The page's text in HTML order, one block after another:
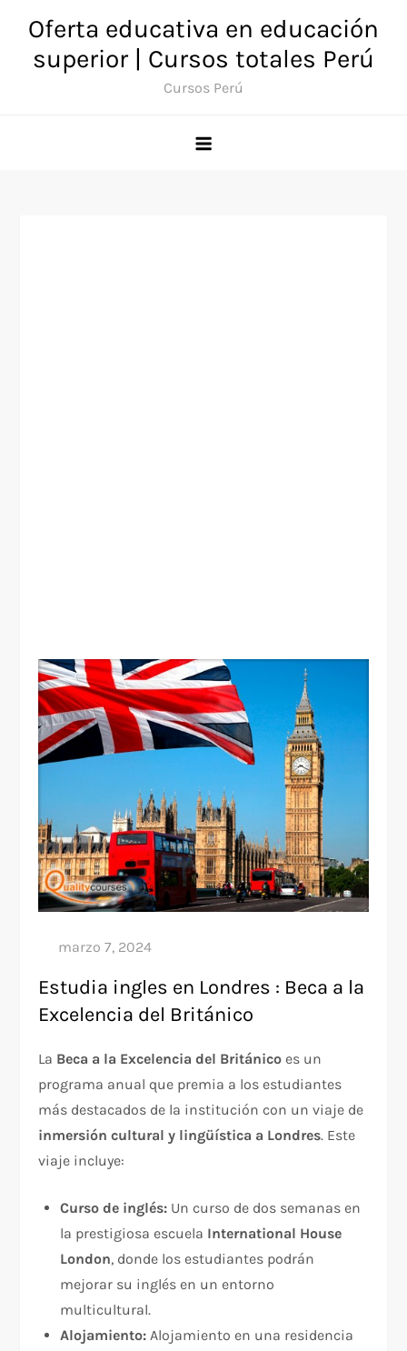
contenido
Oferta educativa en educación
superior | Cursos totales Perú
Cursos Perú
Estudia ingles en Londres : Beca a la
Excelencia del Británico
La Beca a la Excelencia del Británico es un
programa anual que premia a los estudiantes
más destacados de la institución con un viaje de
inmersión cultural y lingüística a Londres. Este
viaje incluye:
Curso de inglés: Un curso de dos semanas en
la prestigiosa escuela International House
London, donde los estudiantes podrán
mejorar su inglés en un entorno
multicultural.
Alojamiento: Alojamiento en una residencia